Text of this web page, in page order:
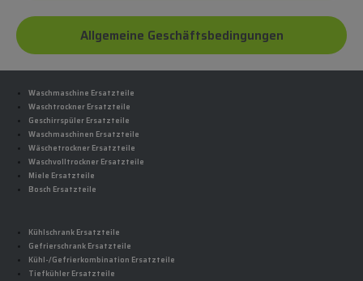
Allgemeine Geschäftsbedingungen
Waschmaschine Ersatzteile
Waschtrockner Ersatzteile
Geschirrspüler Ersatzteile
Waschmaschinen Ersatzteile
Wäschetrockner Ersatzteile
Waschvolltrockner Ersatzteile
Miele Ersatzteile
Bosch Ersatzteile
Kühlschrank Ersatzteile
Gefrierschrank Ersatzteile
Kühl-/Gefrierkombination Ersatzteile
Tiefkühler Ersatzteile